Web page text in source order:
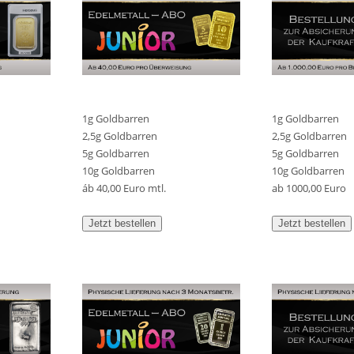
1g Goldbarren
2,5g Goldbarren
5g Goldbarren
10g Goldbarren
áb 40,00 Euro mtl.
1g Goldbarren
2,5g Goldbarren
5g Goldbarren
10g Goldbarren
ab 1000,00 Euro
Jetzt bestellen Jetzt bestellen